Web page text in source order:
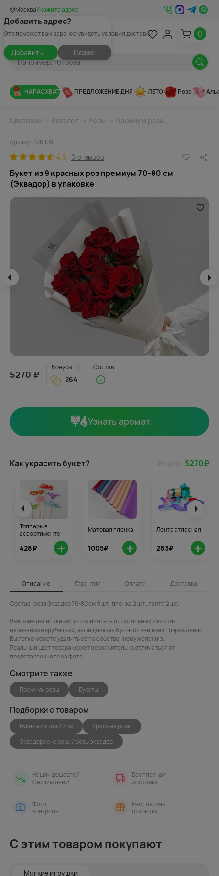
МоскваУкажите адрес
Добавить адрес?
Это поможет вам заранее увидеть условия доставки
Добавить Позже
0
НАРАСХВАТ ПРЕДЛОЖЕНИЕ ДНЯ ЛЕТО Роза
Цветовик → Каталог → Розы → Премиум розы
Артикул 126809
4.5 0 отзывов
Букет из 9 красных роз премиум 70-80 см
(Эквадор) в упаковке
5270 ₽
Бонусы
264
Состав
Узнать аромат
Как украсить букет? 5270₽
Топперы в
ассортименте
428₽ +
Матовая пленка
1005₽ +
Лента атласная
263₽ +
Описание Гарантия Оплата Доставка
Состав: роза Эквадор 70-80 см 9 шт., пленка 2 шт., лента 2 шт.
Внешние лепестки могут отличаться от остальных – это так
называемая «рубашка», защищающая бутон от внешних повреждений.
Вы легко можете удалить ее по собственному желанию.
Реальный цвет товара может незначительно отличаться от
представленного на фото.
Смотрите также
Премиум розы Букеты
Подборки с товаром
Букеты из роз 70 см
Красные розы
Эквадорские розы / розы эквадор
Нашли дешевле?
Снизим цену!
Бесплатная
доставка
Фото
контроль
Бесплатная
открытка
С этим товаром покупают
Мягкие игрушки